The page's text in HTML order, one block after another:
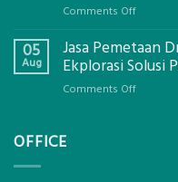
Ukur
Presisi
untuk
Comments Offon
Harga
Panel
05
Aug
Jasa Pemetaan
Ekplorasi Solusi
Comments Offon
OFFICE